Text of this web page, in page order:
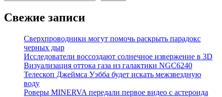
Свежие записи
Сверхпроводники могут помочь раскрыть парадокс
черных дыр
Исследователи воссоздают солнечное извержение в 3D
Визуализация оттока газа из галактики NGC6240
Телескоп Джеймса Уэбба будет искать межзвездную
воду
Роверы MINERVA передали первое видео с астероида